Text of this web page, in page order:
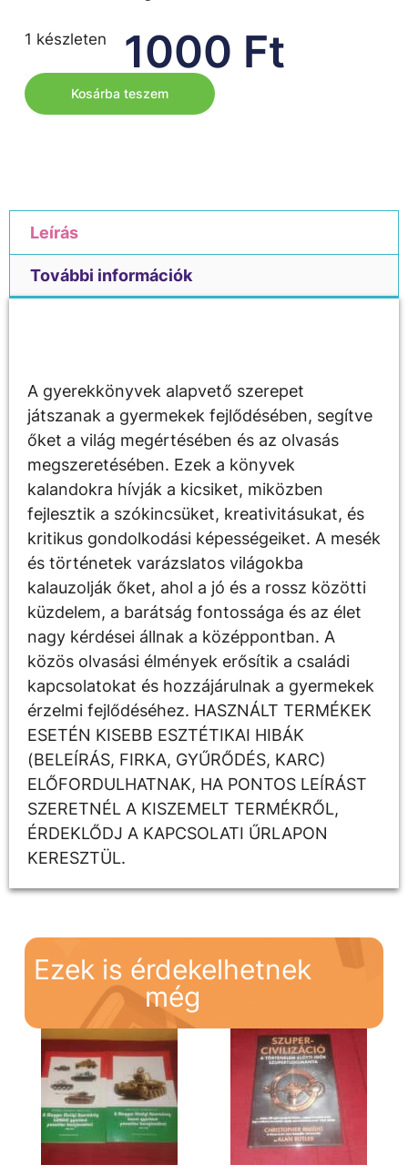
1000 Ft
1 készleten
Kosárba teszem
Leírás
További információk
A gyerekkönyvek alapvető szerepet
játszanak a gyermekek fejlődésében, segítve
őket a világ megértésében és az olvasás
megszeretésében. Ezek a könyvek
kalandokra hívják a kicsiket, miközben
fejlesztik a szókincsüket, kreativitásukat, és
kritikus gondolkodási képességeiket. A mesék
és történetek varázslatos világokba
kalauzolják őket, ahol a jó és a rossz közötti
küzdelem, a barátság fontossága és az élet
nagy kérdései állnak a középpontban. A
közös olvasási élmények erősítik a családi
kapcsolatokat és hozzájárulnak a gyermekek
érzelmi fejlődéséhez. HASZNÁLT TERMÉKEK
ESETÉN KISEBB ESZTÉTIKAI HIBÁK
(BELEÍRÁS, FIRKA, GYŰRŐDÉS, KARC)
ELŐFORDULHATNAK, HA PONTOS LEÍRÁST
SZERETNÉL A KISZEMELT TERMÉKRŐL,
ÉRDEKLŐDJ A KAPCSOLATI ŰRLAPON
KERESZTÜL.
Ezek is érdekelhetnek
még